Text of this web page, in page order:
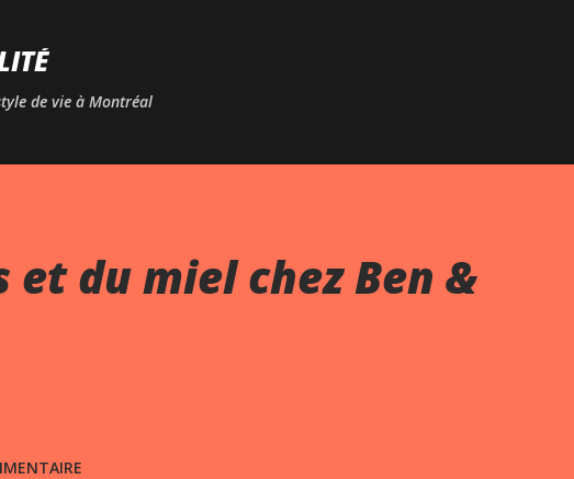
de vie à Montréal
et du miel chez Ben &